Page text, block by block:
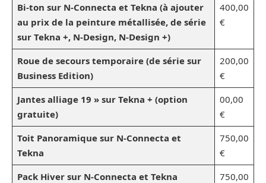
Bi-ton sur N-Connecta et Tekna (à ajouter
au prix de la peinture métallisée, de série
sur Tekna +, N-Design, N-Design +)
400,00
€
Roue de secours temporaire (de série sur
Business Edition)
200,00
€
Jantes alliage 19 » sur Tekna + (option
gratuite)
00,00
€
Toit Panoramique sur N-Connecta et
Tekna
750,00
€
Pack Hiver sur N-Connecta et Tekna
750,00